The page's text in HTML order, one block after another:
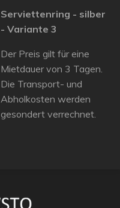
Serviettenring - silber
- Variante 3
Der Preis gilt für eine
Mietdauer von 3 Tagen.
Die Transport- und
Abholkosten werden
gesondert verrechnet.